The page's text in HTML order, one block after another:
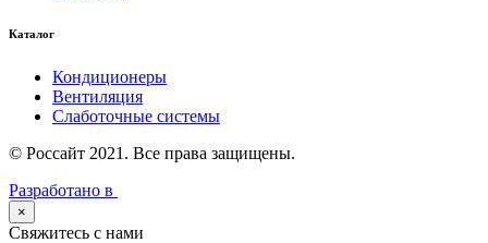
Каталог
Кондиционеры
Вентиляция
Слаботочные системы
© Россайт 2021. Все права защищены.
Разработано в
×
Свяжитесь с нами